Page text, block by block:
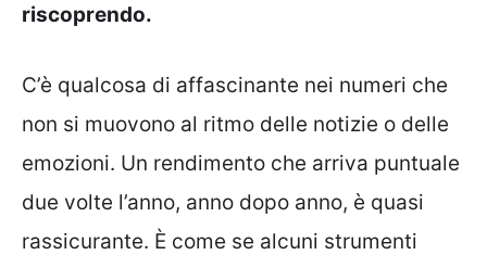
riscoprendo.
C’è qualcosa di affascinante nei numeri che
non si muovono al ritmo delle notizie o delle
emozioni. Un rendimento che arriva puntuale
due volte l’anno, anno dopo anno, è quasi
rassicurante. È come se alcuni strumenti